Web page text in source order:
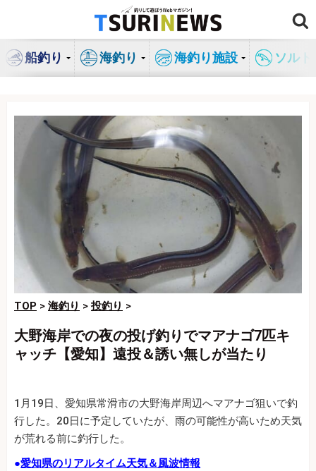
ン
船釣り 海釣り 海釣り施設 ソル
TOP > 海釣り > 投釣り >
大野海岸での夜の投げ釣りでマアナゴ7匹キ
ャッチ【愛知】遠投＆誘い無しが当たり
1月19日、愛知県常滑市の大野海岸周辺へマアナゴ狙いで釣
行した。20日に予定していたが、雨の可能性が高いため天気
が荒れる前に釣行した。
●愛知県のリアルタイム天気＆風波情報